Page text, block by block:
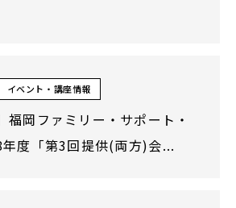
イベント・講座情報
福岡ファミリー・サポート・
度「第3回提供(両方)会...